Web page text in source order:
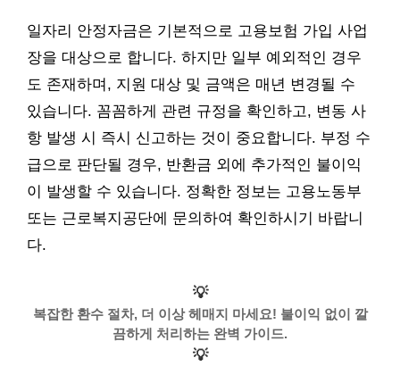
일자리 안정자금은 기본적으로 고용보험 가입 사업
장을 대상으로 합니다. 하지만 일부 예외적인 경우
도 존재하며, 지원 대상 및 금액은 매년 변경될 수
있습니다. 꼼꼼하게 관련 규정을 확인하고, 변동 사
항 발생 시 즉시 신고하는 것이 중요합니다. 부정 수
급으로 판단될 경우, 반환금 외에 추가적인 불이익
이 발생할 수 있습니다. 정확한 정보는 고용노동부
또는 근로복지공단에 문의하여 확인하시기 바랍니
다.
💡
복잡한 환수 절차, 더 이상 헤매지 마세요! 불이익 없이 깔
끔하게 처리하는 완벽 가이드.
💡